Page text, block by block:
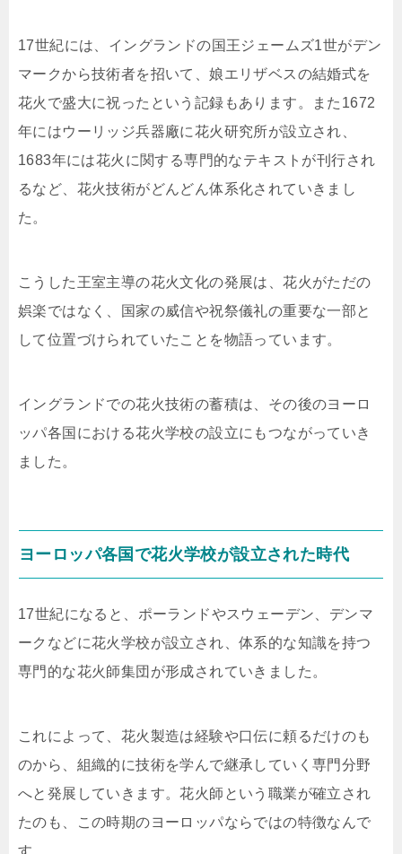
17世紀には、イングランドの国王ジェームズ1世がデン
マークから技術者を招いて、娘エリザベスの結婚式を
花火で盛大に祝ったという記録もあります。また1672
年にはウーリッジ兵器廠に花火研究所が設立され、
1683年には花火に関する専門的なテキストが刊行され
るなど、花火技術がどんどん体系化されていきまし
た。
こうした王室主導の花火文化の発展は、花火がただの
娯楽ではなく、国家の威信や祝祭儀礼の重要な一部と
して位置づけられていたことを物語っています。
イングランドでの花火技術の蓄積は、その後のヨーロ
ッパ各国における花火学校の設立にもつながっていき
ました。
ヨーロッパ各国で花火学校が設立された時代
17世紀になると、ポーランドやスウェーデン、デンマ
ークなどに花火学校が設立され、体系的な知識を持つ
専門的な花火師集団が形成されていきました。
これによって、花火製造は経験や口伝に頼るだけのも
のから、組織的に技術を学んで継承していく専門分野
へと発展していきます。花火師という職業が確立され
たのも、この時期のヨーロッパならではの特徴なんで
す。